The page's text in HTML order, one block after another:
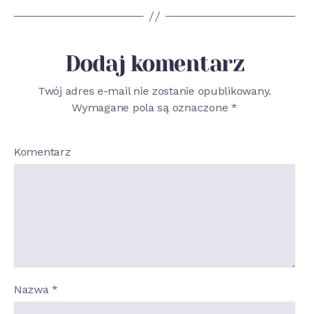
Dodaj komentarz
Twój adres e-mail nie zostanie opublikowany.
Wymagane pola są oznaczone *
Komentarz
Nazwa*